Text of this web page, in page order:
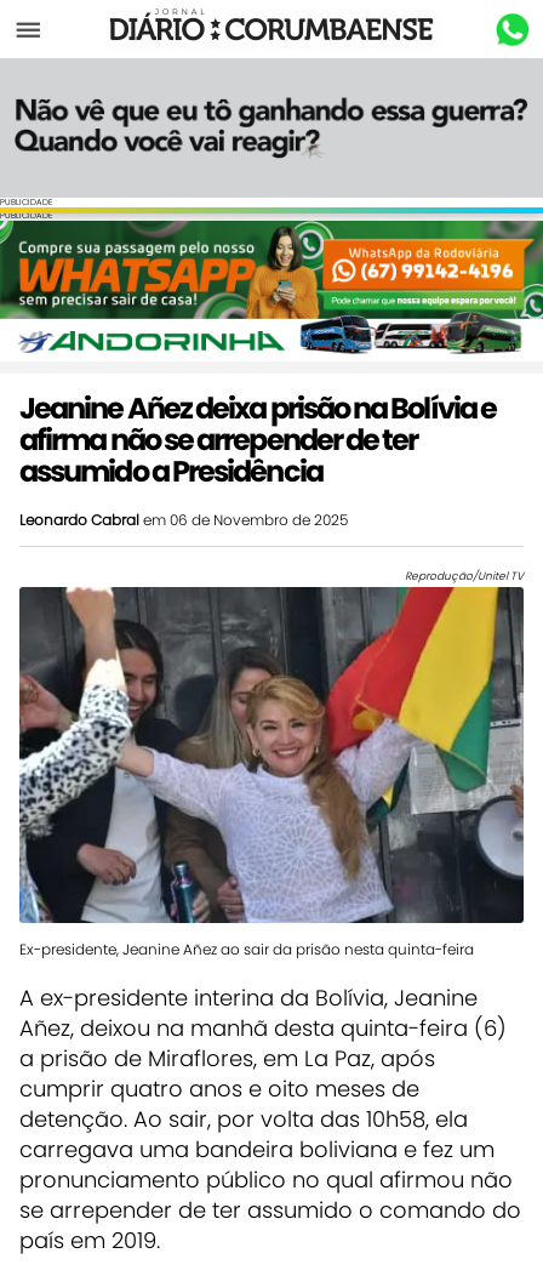
Menu
PUBLICIDADE
PUBLICIDADE
Jeanine Añez deixa prisão na Bolívia e
afirma não se arrepender de ter
assumido a Presidência
Leonardo Cabralem 06 de Novembro de 2025
Reprodução/Unitel TV
Ex-presidente, Jeanine Añez ao sair da prisão nesta quinta-feira
A ex-presidente interina da Bolívia, Jeanine
Añez, deixou na manhã desta quinta-feira (6)
a prisão de Miraflores, em La Paz, após
cumprir quatro anos e oito meses de
detenção. Ao sair, por volta das 10h58, ela
carregava uma bandeira boliviana e fez um
pronunciamento público no qual afirmou não
se arrepender de ter assumido o comando do
país em 2019.